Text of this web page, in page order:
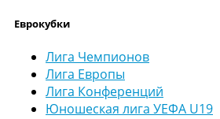
Еврокубки
Лига Чемпионов
Лига Европы
Лига Конференций
Юношеская лига УЕФА U19